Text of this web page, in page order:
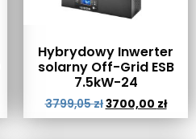
Hybrydowy Inwerter
solarny Off-Grid ESB
7.5kW-24
3799,05zł3700,00 zł